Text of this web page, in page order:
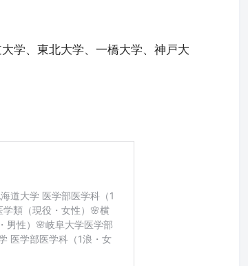
学、東北大学、一橋大学、神戸大